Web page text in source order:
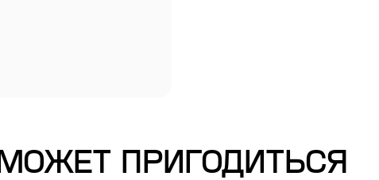
МОЖЕТ ПРИГОДИТЬСЯ